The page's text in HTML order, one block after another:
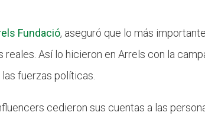
Fundació, aseguró que lo más
Así lo hicieron en Arrels con la
las fuerzas políticas.
cedieron sus cuentas a las